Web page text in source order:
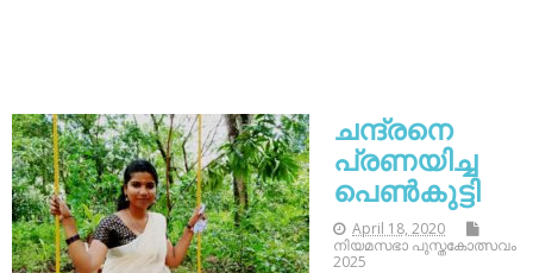
ചന്ദ്രനെ
പ്രണയിച്ച
പെൺകുട്ടി
April 18, 2020
നിയമസഭാ പുസ്തകോത്സവം
2025